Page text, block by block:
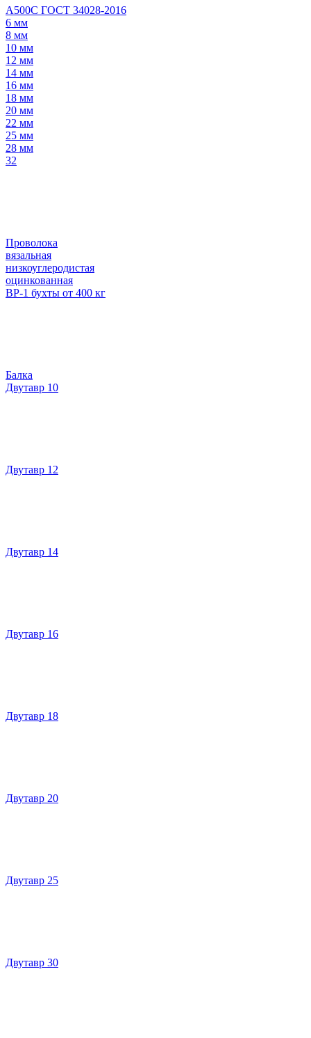
А500С ГОСТ 34028-2016
6 мм
8 мм
10 мм
12 мм
14 мм
16 мм
18 мм
20 мм
22 мм
25 мм
28 мм
32
Проволока
вязальная
низкоуглеродистая
оцинкованная
ВР-1 бухты от 400 кг
Балка
Двутавр 10
Двутавр 12
Двутавр 14
Двутавр 16
Двутавр 18
Двутавр 20
Двутавр 25
Двутавр 30